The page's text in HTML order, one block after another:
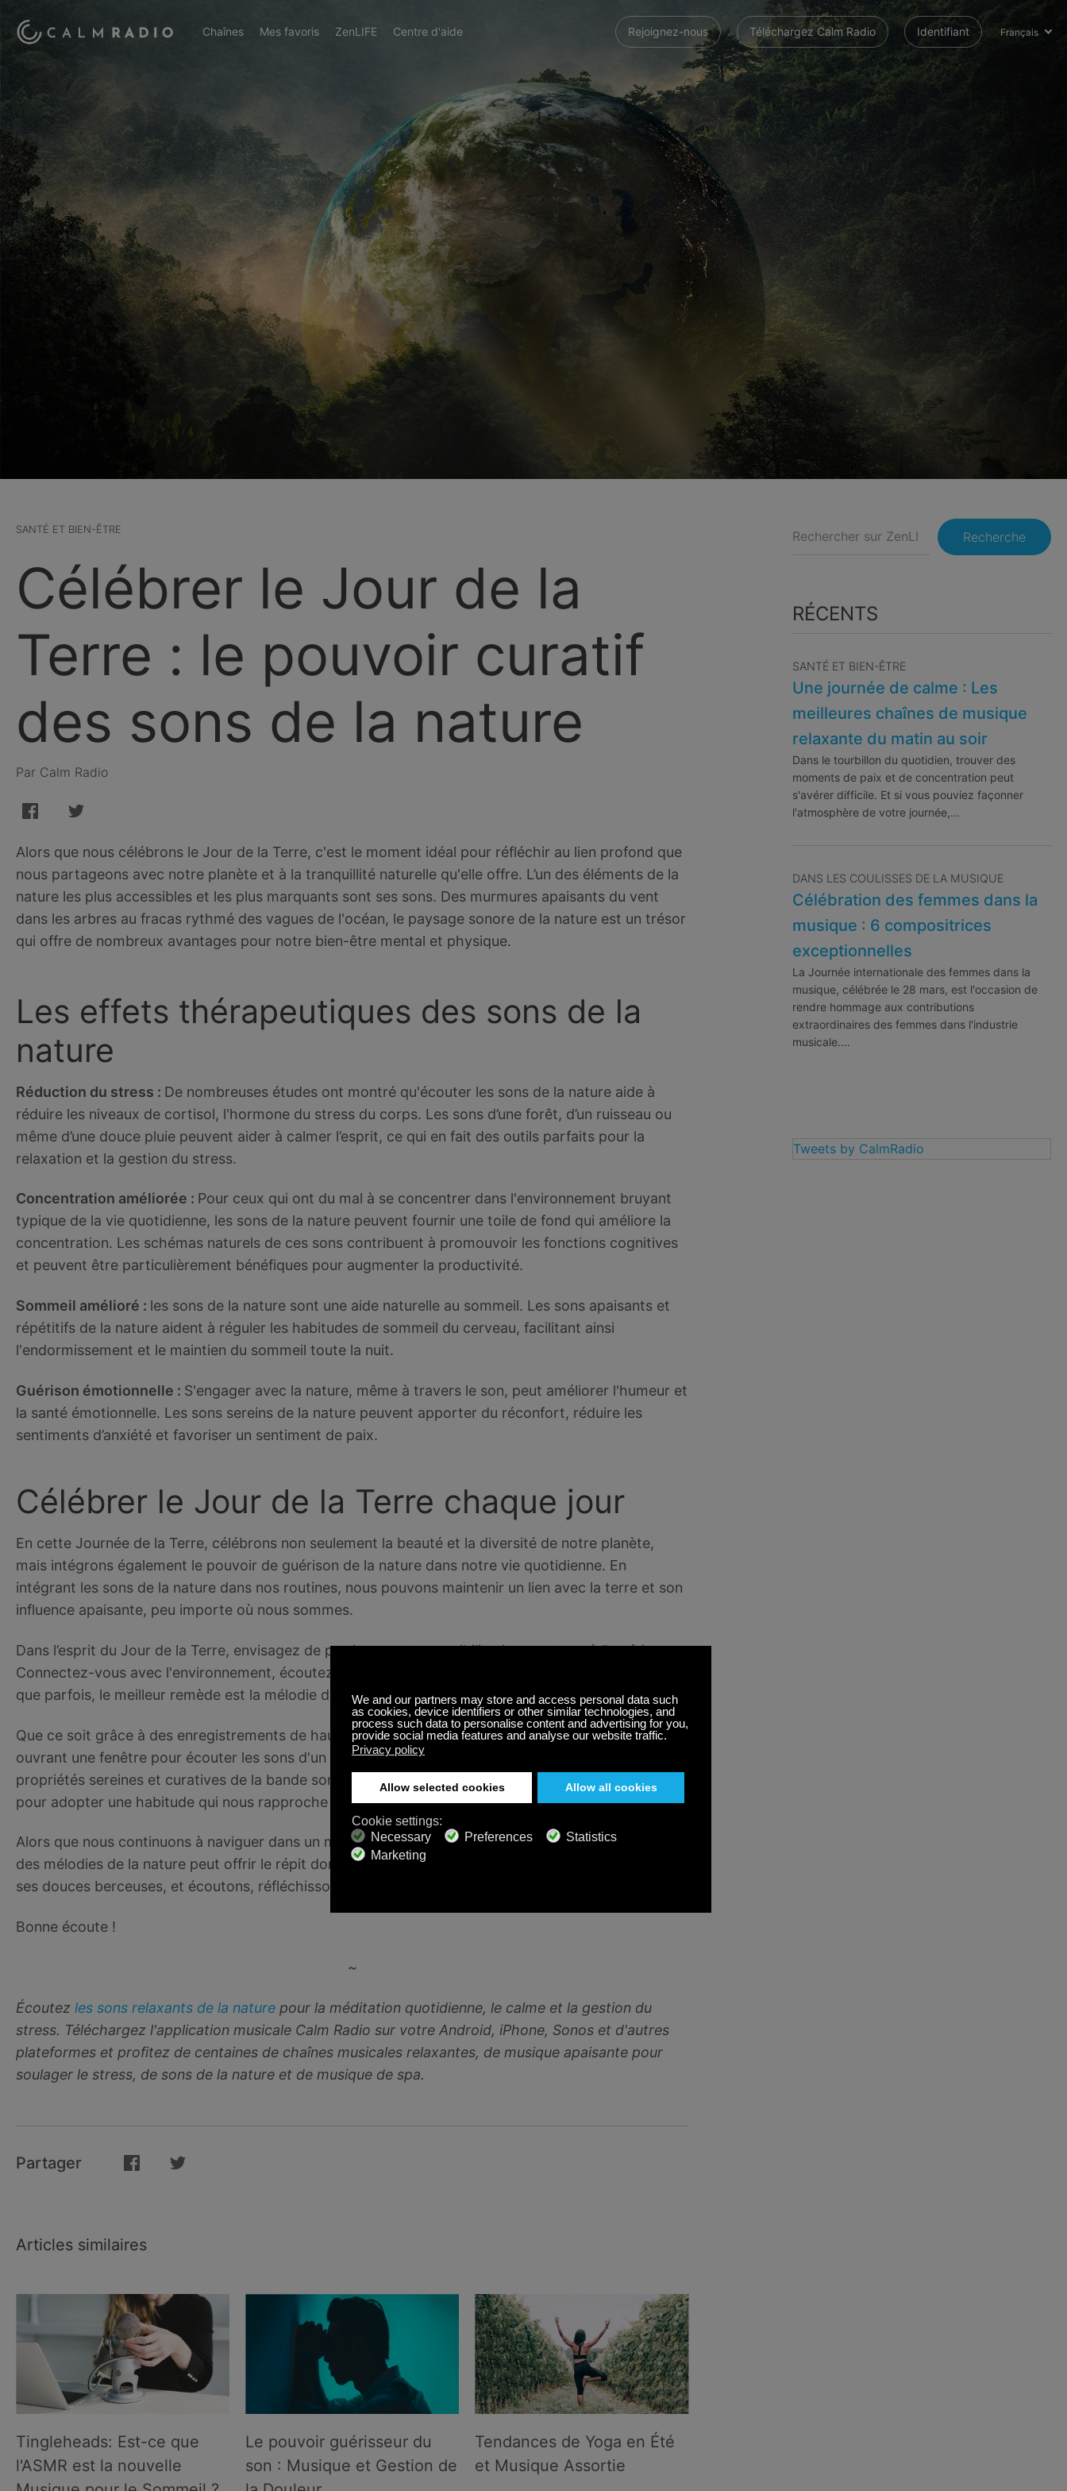
Chaînes Mes favoris ZenLIFE Centre d'aide Rejoignez-nous Téléchargez Calm Radio Identifiant Français
SANTÉ ET BIEN-ÊTRE
Célébrer le Jour de la
Terre : le pouvoir curatif
des sons de la nature
Par Calm Radio
Alors que nous célébrons le Jour de la Terre, c'est le moment idéal pour réfléchir au lien profond que
nous partageons avec notre planète et à la tranquillité naturelle qu'elle offre. L’un des éléments de la
nature les plus accessibles et les plus marquants sont ses sons. Des murmures apaisants du vent
dans les arbres au fracas rythmé des vagues de l'océan, le paysage sonore de la nature est un trésor
qui offre de nombreux avantages pour notre bien-être mental et physique.
Les effets thérapeutiques des sons de la
nature
Réduction du stress : De nombreuses études ont montré qu'écouter les sons de la nature aide à
réduire les niveaux de cortisol, l'hormone du stress du corps. Les sons d’une forêt, d’un ruisseau ou
même d’une douce pluie peuvent aider à calmer l’esprit, ce qui en fait des outils parfaits pour la
relaxation et la gestion du stress.
Concentration améliorée : Pour ceux qui ont du mal à se concentrer dans l'environnement bruyant
typique de la vie quotidienne, les sons de la nature peuvent fournir une toile de fond qui améliore la
concentration. Les schémas naturels de ces sons contribuent à promouvoir les fonctions cognitives
et peuvent être particulièrement bénéfiques pour augmenter la productivité.
Sommeil amélioré : les sons de la nature sont une aide naturelle au sommeil. Les sons apaisants et
répétitifs de la nature aident à réguler les habitudes de sommeil du cerveau, facilitant ainsi
l'endormissement et le maintien du sommeil toute la nuit.
Guérison émotionnelle : S'engager avec la nature, même à travers le son, peut améliorer l'humeur et
la santé émotionnelle. Les sons sereins de la nature peuvent apporter du réconfort, réduire les
sentiments d’anxiété et favoriser un sentiment de paix.
Célébrer le Jour de la Terre chaque jour
En cette Journée de la Terre, célébrons non seulement la beauté et la diversité de notre planète,
mais intégrons également le pouvoir de guérison de la nature dans notre vie quotidienne. En
intégrant les sons de la nature dans nos routines, nous pouvons maintenir un lien avec la terre et son
influence apaisante, peu importe où nous sommes.
Dans l’esprit du Jour de la Terre, envisagez de pratiquer votre sensibilisation au stress à l’extérieur.
Connectez-vous avec l'environnement, écoutez la symphonie du monde naturel et rappelez-vous
que parfois, le meilleur remède est la mélodie de la vie elle-même.
Que ce soit grâce à des enregistrements de haute qualité, des applications ou simplement en
ouvrant une fenêtre pour écouter les sons d'un parc voisin, nous pouvons tous bénéficier des
propriétés sereines et curatives de la bande sonore de la nature. Profitons de ce Jour de la Terre
pour adopter une habitude qui nous rapproche de la nature et améliore notre qualité de vie.
Alors que nous continuons à naviguer dans un monde souvent bruyant et chaotique, le pouvoir subtil
des mélodies de la nature peut offrir le répit dont nous avons tous besoin. Laissons la terre chanter
ses douces berceuses, et écoutons, réfléchissons et guérissons. Joyeux Jour de la Terre!
Bonne écoute !
~
Écoutez les sons relaxants de la nature pour la méditation quotidienne, le calme et la gestion du
stress. Téléchargez l'application musicale Calm Radio sur votre Android, iPhone, Sonos et d'autres
plateformes et profitez de centaines de chaînes musicales relaxantes, de musique apaisante pour
soulager le stress, de sons de la nature et de musique de spa.
Partager
Articles similaires
Tingleheads: Est-ce que
l'ASMR est la nouvelle
Le pouvoir guérisseur du
son : Musique et Gestion de
Tendances de Yoga en Été
et Musique Assortie
Recherche
RÉCENTS
SANTÉ ET BIEN-ÊTRE
Une journée de calme : Les
meilleures chaînes de musique
relaxante du matin au soir
Dans le tourbillon du quotidien, trouver des
moments de paix et de concentration peut
s'avérer difficile. Et si vous pouviez façonner
l'atmosphère de votre journée,…
DANS LES COULISSES DE LA MUSIQUE
Célébration des femmes dans la
musique : 6 compositrices
exceptionnelles
La Journée internationale des femmes dans la
musique, célébrée le 28 mars, est l'occasion de
rendre hommage aux contributions
extraordinaires des femmes dans l'industrie
musicale.…
Tweets by CalmRadio